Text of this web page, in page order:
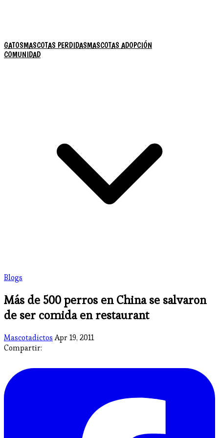
GATOSMASCOTAS PERDIDASMASCOTAS ADOPCIÓN
COMUNIDAD
Blogs
Más de 500 perros en China se salvaron
de ser comida en restaurant
Mascotadictos Apr 19, 2011
Compartir: